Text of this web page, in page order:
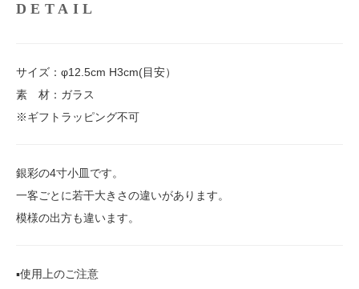
DETAIL
サイズ：φ12.5cm H3cm(目安）
素 材：ガラス
※ギフトラッピング不可
銀彩の4寸小皿です。
一客ごとに若干大きさの違いがあります。
模様の出方も違います。
▪️使用上のご注意